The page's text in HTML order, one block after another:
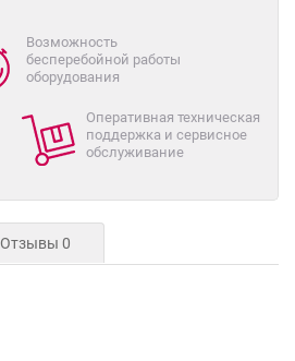
Возможность
бесперебойной работы
оборудования
Оперативная техническая
поддержка и сервисное
обслуживание
Отзывы 0